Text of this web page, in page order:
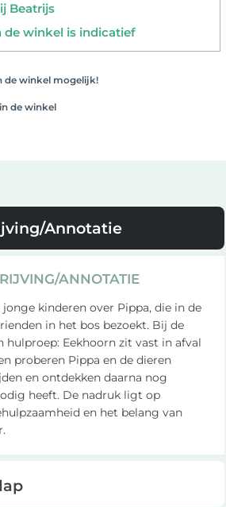
Beatrijs
de winkel is indicatief
de winkel mogelijk!
de winkel
Annotatie
ANNOTATIE
kinderen over Pippa, die in de
in het bos bezoekt. Bij de
hulproep: Eekhoorn zit vast in afval
proberen Pippa en de dieren
en ontdekken daarna nog
heeft. De nadruk ligt op
en het belang van